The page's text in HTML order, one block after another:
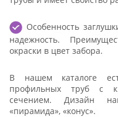
Особенность
надежность.
окраски в цвет забора.
В нашем каталоге
профильных труб с
сечением. Дизайн
«пирамида», «конус».